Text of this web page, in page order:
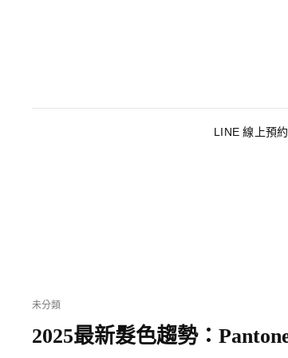
LINE 線上預約
CAT
未分類
2025最新髮色趨勢：